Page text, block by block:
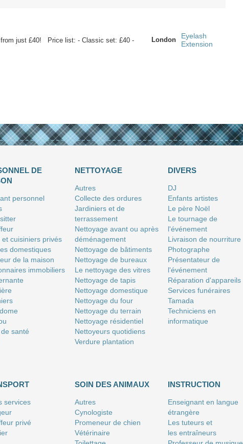
just £40! Price list: - Classic set: £40 -
London
Eyelash
Extension
DE
personnel
et cuisiniers privés
domestiques
de la maison
immobiliers
santé
NETTOYAGE
Autres
Collecte des ordures
Jardiniers et de
terrassement
Nettoyage avant ou après
déménagement
Nettoyage de bâtiments
Nettoyage de bureaux
Le nettoyage des vitres
Nettoyage de tapis
Nettoyage domestique
Nettoyage du four
Nettoyage du terrain
Nettoyage résidentiel
Nettoyeurs quotidiens
Verdure plantation
DIVERS
DJ
Enfants artistes
Le père Noël
Le tournage de
l'événement
Livraison de nourriture
Photographe
Présentateur de
l'événement
Réparation d'appareils
Services funéraires
Tamada
Techniciens en
informatique
services
privé
SOIN DES ANIMAUX
Autres
Cynologiste
Promeneur de chien
Vétérinaire
INSTRUCTION
Enseignant en langue
étrangère
Les tuteurs et
les entraîneurs